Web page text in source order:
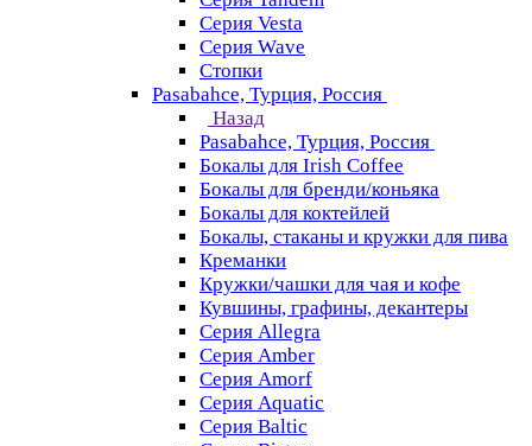
Серия Vesta
Серия Wave
Стопки
Pasabahce, Турция, Россия
Назад
Pasabahce, Турция, Россия
Бокалы для Irish Coffee
Бокалы для бренди/коньяка
Бокалы для коктейлей
Бокалы, стаканы и кружки для пива
Креманки
Кружки/чашки для чая и кофе
Кувшины, графины, декантеры
Серия Allegra
Серия Amber
Серия Amorf
Серия Aquatic
Серия Baltic